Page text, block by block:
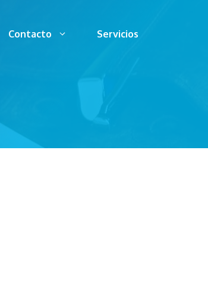
Contacto Servicios